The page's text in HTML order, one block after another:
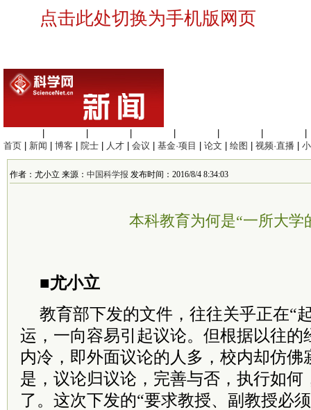
点击此处切换为手机版网页
首页
新闻 博客 院士 人才 会议 基金·项目 论文 绘图 视频·直播
作者：尤小立 来源： 中国科学报 发布时间：2016/8/4 8:34:03
本科教育为何是“一所大学
■尤小立
教育部下发的文件，往往关乎正在“
运，一向容易引起议论。但根据以往的
内冷，即外面议论的人多，校内却仿佛
是，议论归议论，完善与否，执行如何
了。这次下发的“要求教授、副教授必